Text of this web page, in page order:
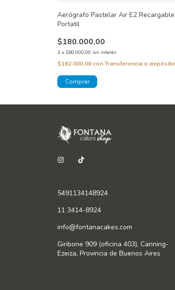
Aerógrafo Pastelar Air E2 Recargable
Portatil
$180.000,00
3 x $60.000,00 sin interés
$162.000,00 conTransferencia o depósito
5491134148924
11 3414-8924
info@fontanacakes.com
Giribone 909 (oficina 403), Canning-
Ezeiza, Provincia de Buenos Aires